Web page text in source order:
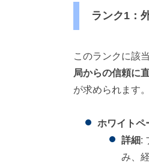
ランク1：
このランクに該
局からの信頼に
が求められます。
ホワイトペ
詳細:
み、